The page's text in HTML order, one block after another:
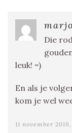
Die
leuk! =)
En als je
kom je wel
11 november